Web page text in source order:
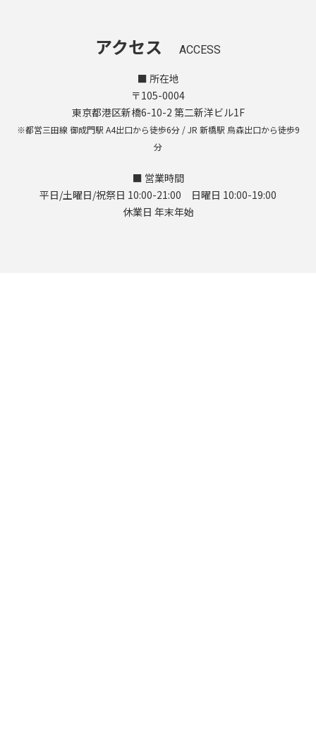
アクセス ACCESS
■ 所在地
〒105-0004
東京都港区新橋6-10-2 第二新洋ビル1F
※都営三田線 御成門駅 A4出口から徒歩6分 / JR 新橋駅 烏森出口から徒歩9
分
■ 営業時間
平日/土曜日/祝祭日 10:00-21:00 日曜日 10:00-19:00
休業日 年末年始